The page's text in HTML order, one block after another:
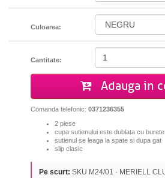
Culoarea:
Cantitate:
Adauga in
Comanda telefonic: 0371236355
2 piese
cupa sutienului este dublata cu
sutienul se leaga la spate si dupa gat
slip clasic
Pe scurt: SKU M24/01 · MERIELL